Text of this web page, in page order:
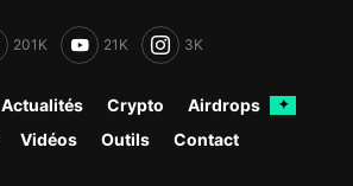
201K 21K 3K
Actualités Crypto Airdrops ✦
Vidéos Outils Contact